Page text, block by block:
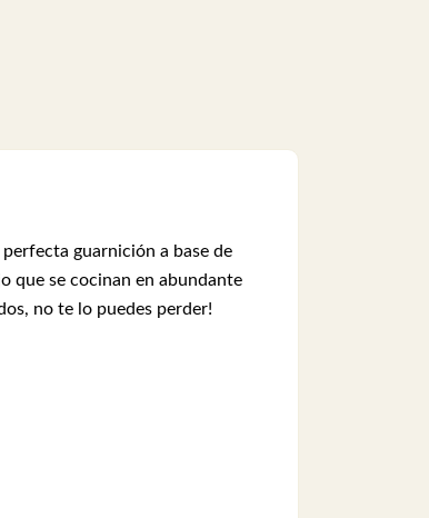
guarnición a base de
que se cocinan en abundante
no te lo puedes perder!